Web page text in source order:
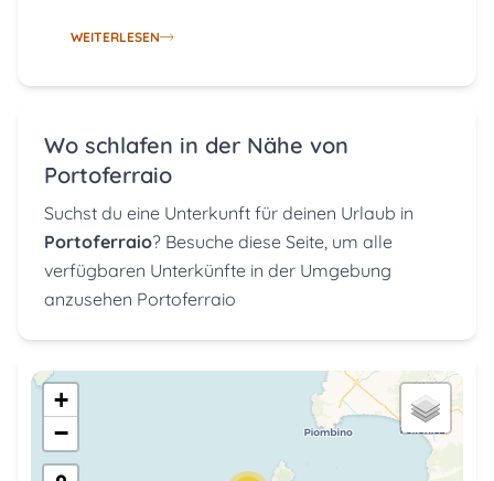
WEITERLESEN
Wo schlafen in der Nähe von
Portoferraio
Suchst du eine Unterkunft für deinen Urlaub in
Portoferraio? Besuche diese Seite, um alle
verfügbaren Unterkünfte in der Umgebung
anzusehen Portoferraio
+
−